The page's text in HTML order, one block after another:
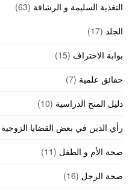
التغذية السليمة و الرشاقة (63)
الجلد (17)
بوابة الاحتراف (15)
حقائق علمية (7)
دليل المنح الدراسية (10)
رأي الدين في بعض القضايا الزوجية
صحة الأم و الطفل (11)
صحة الرجل (16)